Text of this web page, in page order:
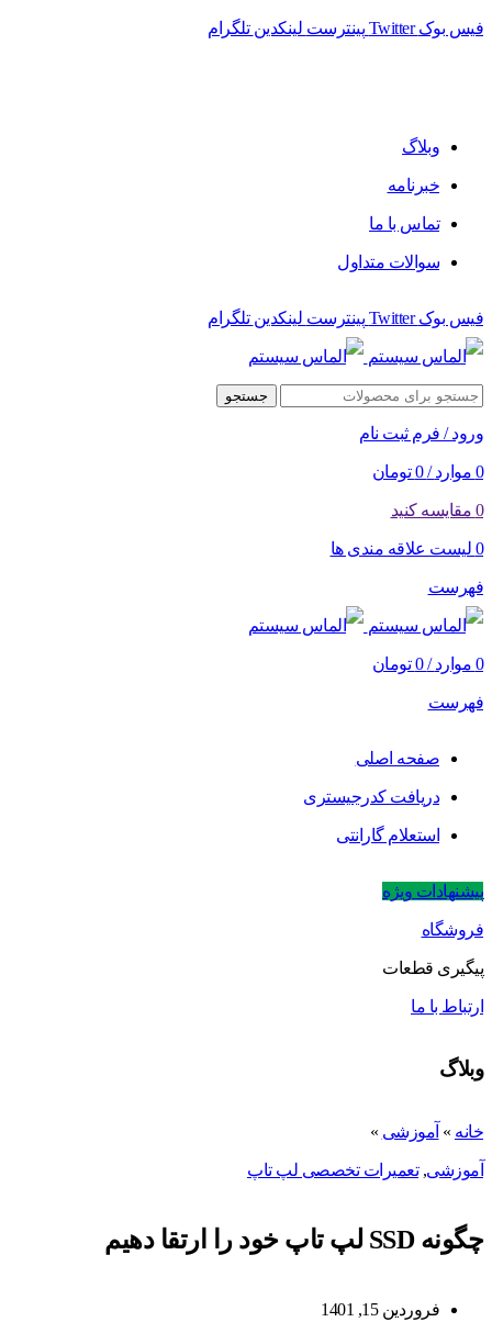
فیس بوک Twitter پینترست لینکدین تلگرام
وبلاگ
خبرنامه
تماس با ما
سوالات متداول
فیس بوک Twitter پینترست لینکدین تلگرام
جستجو
ورود / فرم ثبت نام
0 موارد /
0 تومان
0 مقایسه کنید
0 لیست علاقه مندی ها
فهرست
0 موارد /
0 تومان
فهرست
صفحه اصلی
دریافت کدرجیستری
استعلام گارانتی
پیشنهادات ویژه
فروشگاه
پیگیری قطعات
ارتباط با ما
وبلاگ
خانه » آموزشی »
آموزشی,تعمیرات تخصصی لپ تاپ
چگونه SSD لپ تاپ خود را ارتقا دهیم
فروردین 15, 1401